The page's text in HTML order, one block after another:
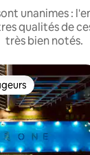
unanimes :
qualités de
très bien notés.